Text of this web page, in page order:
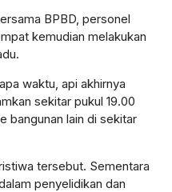
BPBD, personel
kemudian melakukan
waktu, api akhirnya
sekitar pukul 19.00
bangunan lain di sekitar
tersebut. Sementara
penyelidikan dan